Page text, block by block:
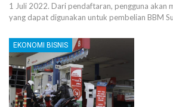
1 Juli 2022. Dari pendaftaran, pengguna akan
yang dapat digunakan untuk pembelian BBM
EKONOMI BISNIS